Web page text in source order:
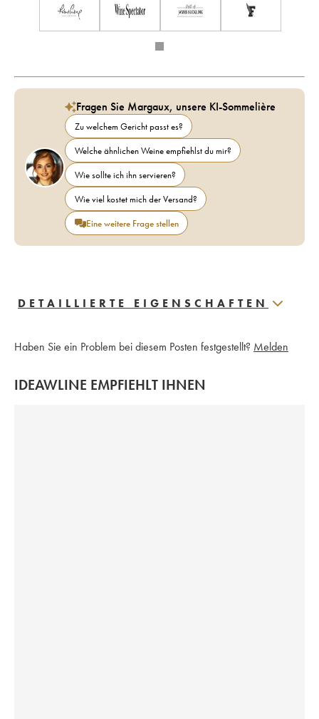
Fragen Sie Margaux, unsere KI-Sommelière
Zu welchem Gericht passt es?
Welche ähnlichen Weine empfiehlst du mir?
Wie sollte ich ihn servieren?
Wie viel kostet mich der Versand?
Eine weitere Frage stellen
DETAILLIERTE EIGENSCHAFTEN
Haben Sie ein Problem bei diesem Posten festgestellt? Melden
IDEAWLINE EMPFIEHLT IHNEN